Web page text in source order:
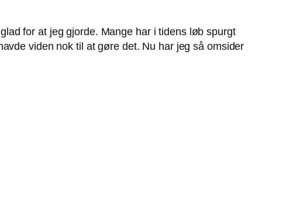
for at jeg gjorde. Mange har i tidens løb spurgt
viden nok til at gøre det. Nu har jeg så omsider